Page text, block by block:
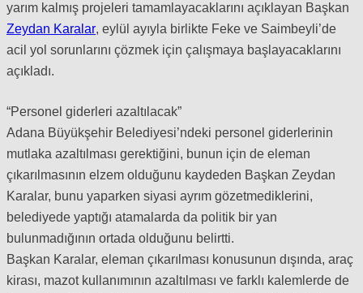
yarım kalmış projeleri tamamlayacaklarını açıklayan Başkan
Zeydan Karalar, eylül ayıyla birlikte Feke ve Saimbeyli’de
acil yol sorunlarını çözmek için çalışmaya başlayacaklarını
açıkladı.
“Personel giderleri azaltılacak”
Adana Büyükşehir Belediyesi’ndeki personel giderlerinin
mutlaka azaltılması gerektiğini, bunun için de eleman
çıkarılmasının elzem olduğunu kaydeden Başkan Zeydan
Karalar, bunu yaparken siyasi ayrım gözetmediklerini,
belediyede yaptığı atamalarda da politik bir yan
bulunmadığının ortada olduğunu belirtti.
Başkan Karalar, eleman çıkarılması konusunun dışında, araç
kirası, mazot kullanımının azaltılması ve farklı kalemlerde de